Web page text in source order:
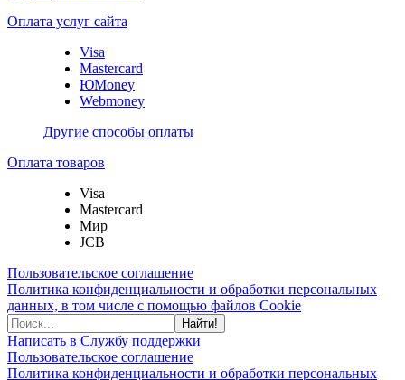
Оплата услуг сайта
Visa
Mastercard
ЮMoney
Webmoney
Другие способы оплаты
Оплата товаров
Visa
Mastercard
Мир
JCB
Пользовательское соглашение
Политика конфиденциальности и обработки персональных
данных, в том числе с помощью файлов Cookie
Найти!
Написать в Службу поддержки
Пользовательское соглашение
Политика конфиденциальности и обработки персональных